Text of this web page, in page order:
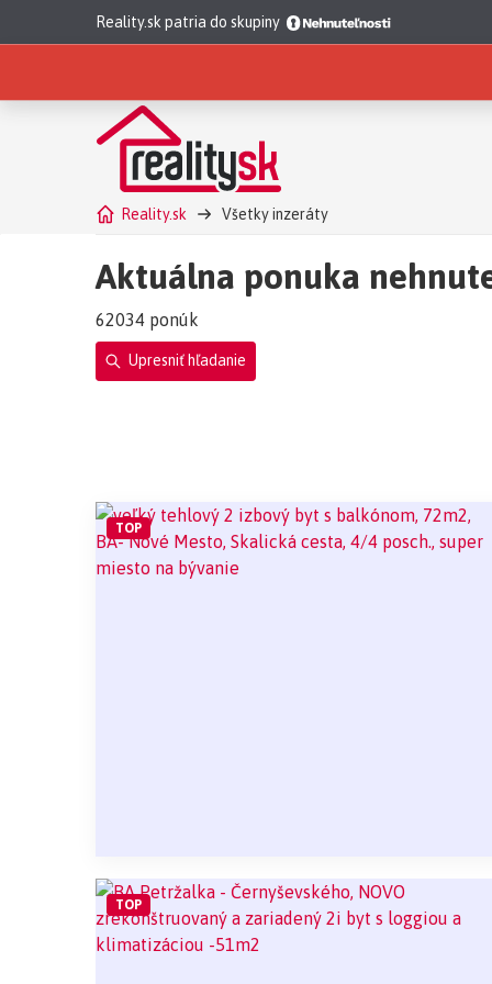
Reality.sk patria do skupiny
Reality.sk Všetky inzeráty
Aktuálna ponuka
62034 ponúk
Upresniť hľadanie
TOP
TOP